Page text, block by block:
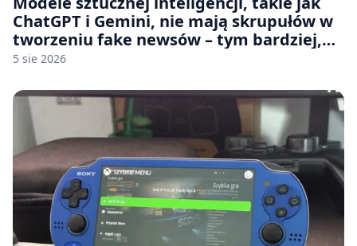
ChatGPT i Gemini, nie mają skrupułów w
tworzeniu fake newsów – tym bardziej,
jeśli rozmawiasz z nimi po polsku
5 sie 2026